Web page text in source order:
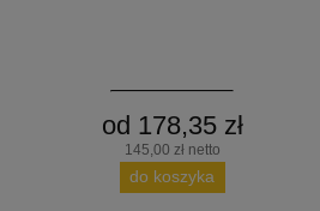
od 178,35 zł
145,00 zł netto
do koszyka